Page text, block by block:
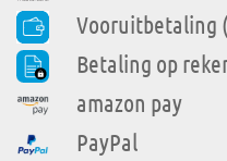
Vooruitbetaling (
Betaling op
amazon pay
PayPal